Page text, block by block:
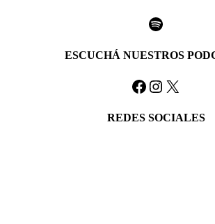
Spotify
ESCUCHÁ NUESTROS
Facebook
Instagram
X
REDES SOCIALES